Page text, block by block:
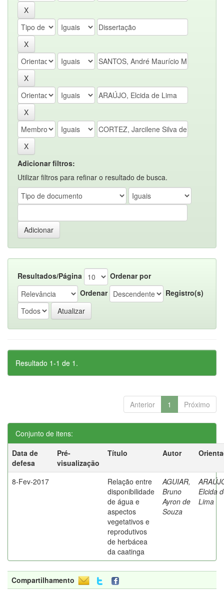
Adicionar filtros:
Utilizar filtros para refinar o resultado de busca.
Resultados/Página
Ordenar por
Ordenar
Registro(s)
Resultado 1-1 de 1.
Anterior 1 Próximo
Conjunto de itens:
Data de
defesa
Pré-
visualização
Título Autor
8-Fev-2017
Relação entre
disponibilidade
de água e
aspectos
vegetativos e
reprodutivos
de herbácea
da caatinga
AGUIAR,
Bruno
Ayron de
Souza
Elcida
Lima
Compartilhamento